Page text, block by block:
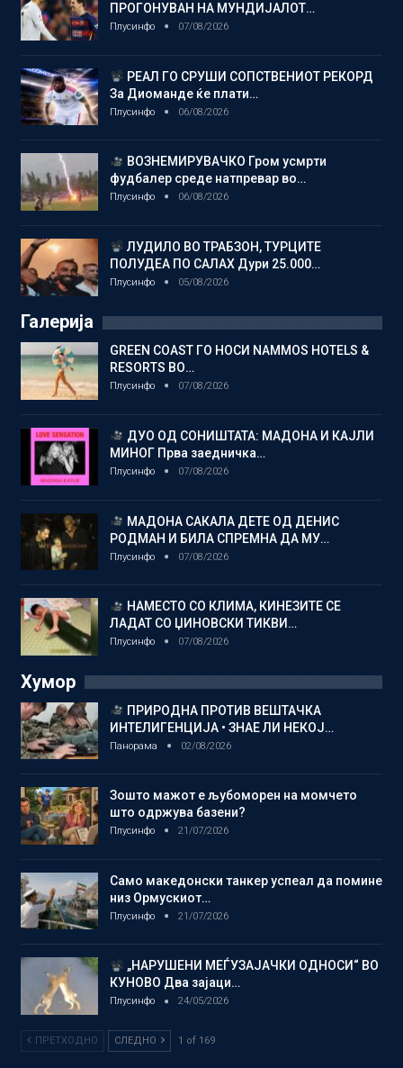
ПРОГОНУВАН НА МУНДИЈАЛОТ…
Плусинфо 07/08/2026
РЕАЛ ГО СРУШИ СОПСТВЕНИОТ РЕКОРД
За Диоманде ќе плати…
Плусинфо 06/08/2026
ВОЗНЕМИРУВАЧКО Гром усмрти
фудбалер среде натпревар во…
Плусинфо 06/08/2026
ЛУДИЛО ВО ТРАБЗОН, ТУРЦИТЕ
ПОЛУДЕА ПО САЛАХ Дури 25.000…
Плусинфо 05/08/2026
Галерија
GREEN COAST ГО НОСИ NAMMOS HOTELS &
RESORTS ВО…
Плусинфо 07/08/2026
ДУО ОД СОНИШТАТА: МАДОНА И КАЈЛИ
МИНОГ Прва заедничка…
Плусинфо 07/08/2026
МАДОНА САКАЛА ДЕТЕ ОД ДЕНИС
РОДМАН И БИЛА СПРЕМНА ДА МУ…
Плусинфо 07/08/2026
НАМЕСТО СО КЛИМА, КИНЕЗИТЕ СЕ
ЛАДАТ СО ЏИНОВСКИ ТИКВИ…
Плусинфо 07/08/2026
Хумор
ПРИРОДНА ПРОТИВ ВЕШТАЧКА
ИНТЕЛИГЕНЦИЈА • ЗНАЕ ЛИ НЕКОЈ…
Панорама 02/08/2026
Зошто мажот е љубоморен на момчето
што одржува базени?
Плусинфо 21/07/2026
Само македонски танкер успеал да помине
низ Ормускиот…
Плусинфо 21/07/2026
„НАРУШЕНИ МЕЃУЗАЈАЧКИ ОДНОСИ“ ВО
КУНОВО Два зајаци…
Плусинфо 24/05/2026
ПРЕТХОДНО СЛЕДНО 1 of 169